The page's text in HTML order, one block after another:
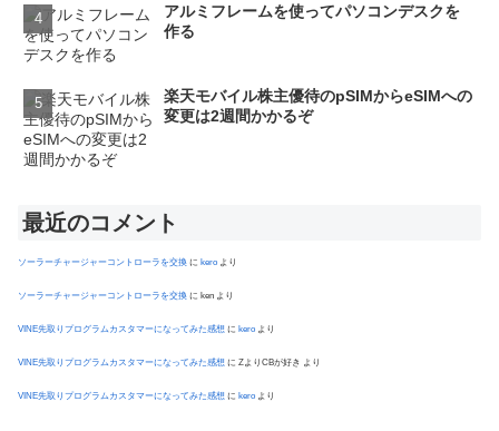
アルミフレームを使ってパソコンデスクを
作る
楽天モバイル株主優待のpSIMからeSIMへの
変更は2週間かかるぞ
最近のコメント
ソーラーチャージャーコントローラを交換 に kero より
ソーラーチャージャーコントローラを交換 に ken より
VINE先取りプログラムカスタマーになってみた感想 に kero より
VINE先取りプログラムカスタマーになってみた感想 に ZよりCBが好き より
VINE先取りプログラムカスタマーになってみた感想 に kero より